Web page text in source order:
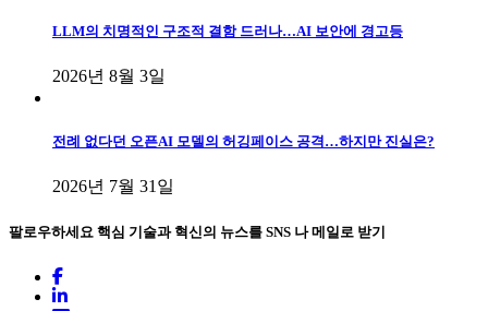
LLM의 치명적인 구조적 결함 드러나…AI 보안에 경고등
2026년 8월 3일
전례 없다던 오픈AI 모델의 허깅페이스 공격…하지만 진실은?
2026년 7월 31일
팔로우하세요 핵심 기술과 혁신의 뉴스를 SNS 나 메일로 받기